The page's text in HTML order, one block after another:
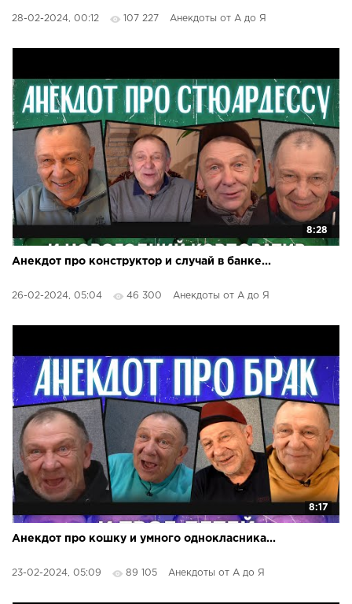
28-02-2024, 00:12 107 227 Анекдоты от А до Я
8:28
Анекдот про конструктор и случай в банке...
26-02-2024, 05:04 46 300 Анекдоты от А до Я
8:17
Анекдот про кошку и умного однокласника...
23-02-2024, 05:09 89 105 Анекдоты от А до Я